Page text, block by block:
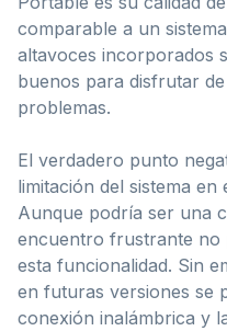
comparable a un
altavoces incorporados
buenos para disfrutar
problemas.
El verdadero punto
limitación del sistema
Aunque podría ser una
encuentro frustrante no
esta funcionalidad. Sin
en futuras versiones se
conexión inalámbrica y